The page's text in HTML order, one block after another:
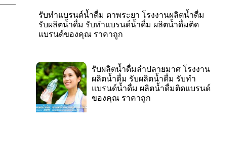
รับทำแบรนด์น้ำดื่ม ตาพระยา โรงงานผลิตน้ำดื่ม
รับผลิตน้ำดื่ม รับทำแบรนด์น้ำดื่ม ผลิตน้ำดื่มติด
แบรนด์ของคุณ ราคาถูก
รับผลิตน้ำดื่มลำปลายมาศ โรงงาน
ผลิตน้ำดื่ม รับผลิตน้ำดื่ม รับทำ
แบรนด์น้ำดื่ม ผลิตน้ำดื่มติดแบรนด์
ของคุณ ราคาถูก